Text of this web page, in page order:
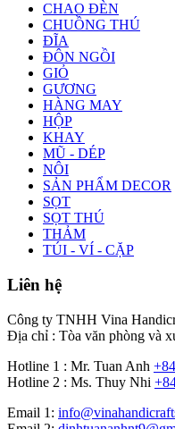
CHAO ĐÈN
CHUỒNG THÚ
ĐĨA
ĐÔN NGỒI
GIỎ
GƯƠNG
HÀNG MAY
HỘP
KHAY
MŨ - DÉP
NÔI
SẢN PHẨM DECOR
SỌT
SỌT THÚ
THẢM
TÚI - VÍ - CẶP
Liên hệ
Công ty TNHH Vina
Địa chỉ : Tòa văn phòng và
Hotline 1 : Mr. Tuan Anh
Hotline 2 : Ms. Thuy Nhi
Email 1: